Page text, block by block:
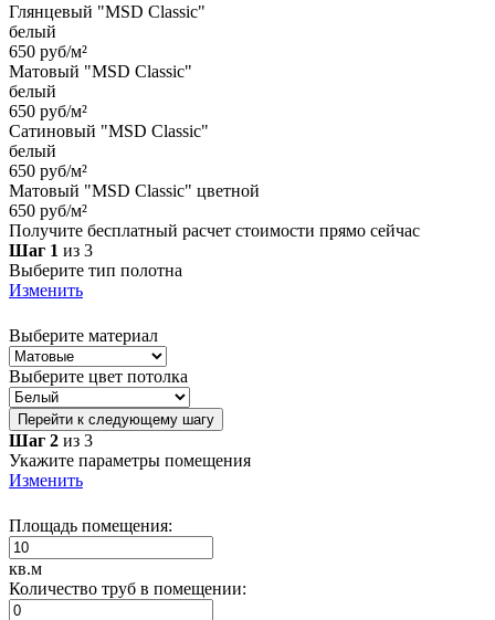
Глянцевый "MSD Classic"
белый
650 руб/м²
Матовый "MSD Classic"
белый
650 руб/м²
Сатиновый "MSD Classic"
белый
650 руб/м²
Матовый "MSD Classic" цветной
650 руб/м²
Получите бесплатный расчет стоимости прямо сейчас
Шаг 1 из 3
Выберите тип полотна
Изменить
Выберите материал
Выберите цвет потолка
Перейти к следующему шагу
Шаг 2 из 3
Укажите параметры помещения
Изменить
Площадь помещения:
кв.м
Количество труб в помещении: